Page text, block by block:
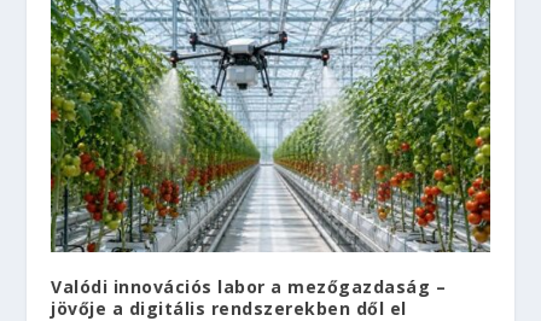
Valódi innovációs labor a mezőgazdaság –
jövője a digitális rendszerekben dől el